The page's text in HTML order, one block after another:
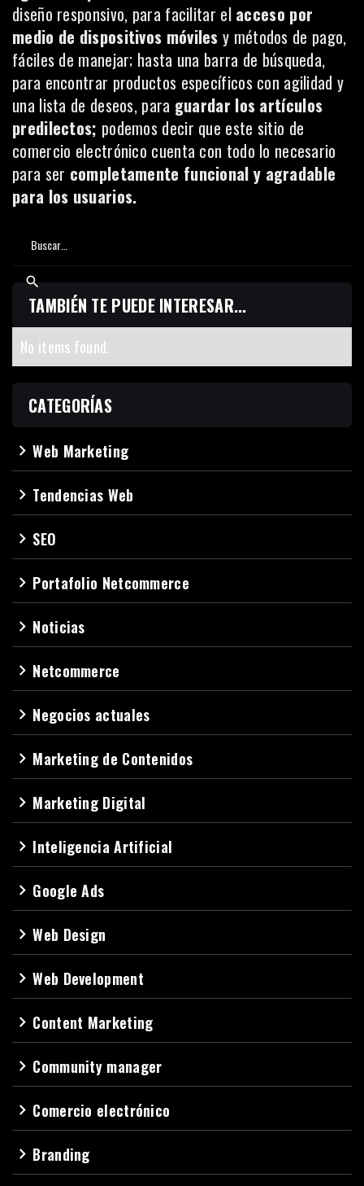
diseño responsivo, para facilitar el acceso por
medio de dispositivos móviles y métodos de pago,
fáciles de manejar; hasta una barra de búsqueda,
para encontrar productos específicos con agilidad y
una lista de deseos, para guardar los artículos
predilectos; podemos decir que este sitio de
comercio electrónico cuenta con todo lo necesario
para ser completamente funcional y agradable
para los usuarios.
TAMBIÉN TE PUEDE INTERESAR...
No items found.
CATEGORÍAS
navigate_nextWeb Marketing
navigate_next Tendencias Web
navigate_next SEO
navigate_next Portafolio Netcommerce
navigate_next Noticias
navigate_next Netcommerce
navigate_next Negocios actuales
navigate_next Marketing de Contenidos
navigate_next Marketing Digital
navigate_next Inteligencia Artificial
navigate_next Google Ads
navigate_nextWeb Design
navigate_nextWeb Development
navigate_next Content Marketing
navigate_next Community manager
navigate_next Comercio electrónico
navigate_next Branding